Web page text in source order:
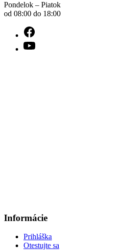
Pondelok – Piatok
od 08:00 do 18:00
Informácie
Prihláška
Otestujte sa